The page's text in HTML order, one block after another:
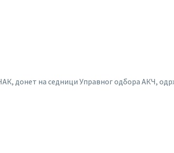
на седници Управног одбора АКЧ,